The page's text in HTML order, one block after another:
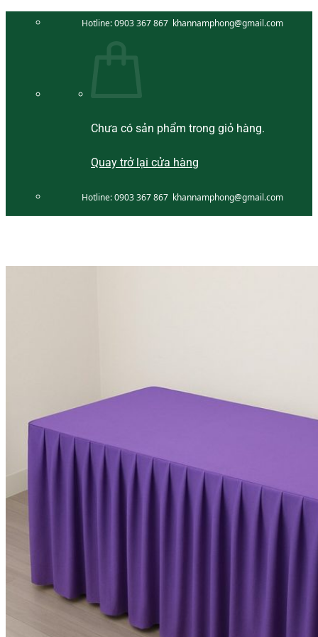
Hotline:0903 367 867 khannamphong@gmail.com
Chưa có sản phẩm trong giỏ hàng.
Quay trở lại cửa hàng
Hotline:0903 367 867 khannamphong@gmail.com
Khăn Body
Khăn Xông Hơi
Khăn Salon Tóc, Gội Đầu
KHĂN QUÀ TẶNG
KHĂN GIA ĐÌNH